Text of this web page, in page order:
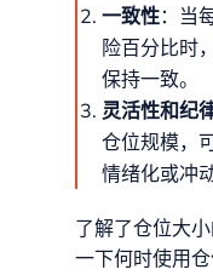
一致性：当
险百分比时
保持一致。
灵活性和纪
仓位规模，
情绪化或冲
了解了仓位大
一下何时使用仓